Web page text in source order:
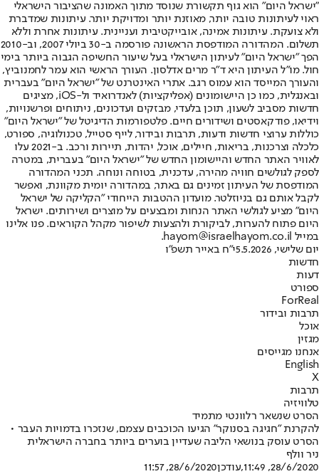
"ישראל היום" הוא גוף תקשורת שנוסד מתוך האמונה שהציבור הישראלי
ראוי לעיתונות טובה יותר, מאוזנת יותר ומדויקת יותר. עיתונות שמדברת
ולא צועקת. עיתונות אמינה, אובייקטיבית ועניינית. עיתונות אחרת וללא
תשלום. המהדורה המודפסת הראשונה פורסמה ב-30 ביולי 2007, וב-2010
הפך "ישראל היום" לעיתון הישראלי בעל שיעור החשיפה הגבוה ביותר בימי
חול. מו"ל העיתון היא ד"ר מרים אדלסון. העורך הראשי הוא עמר לחמנוביץ,
והעורך המייסד הוא עמוס רגב. אתרי האינטרנט של "ישראל היום" בעברית
ובאנגלית, כמו כן היישומונים (אפליקציות) לאנדרואיד ול-iOS, מציגים
חדשות מסביב לשעון, תוכן בלעדי, מבזקים ועדכונים, ניתוחים ופרשנויות,
וידיאו, פודקאסטים ושידורים חיים. פלטפורמות הדיגיטל של "ישראל היום"
כוללות ערוצי חדשות ודעות, תרבות ובידור, לייף סטייל, טכנולוגיה, ספורט,
כלכלה וצרכנות, בריאות, חיילים, אוכל, יהדות, תיירות ורכב. ב-2021 עלו
לאוויר האתר החדש והיישומון החדש של "ישראל היום" בעברית, במטרה
לספק לגולשים חוויה מהירה, עדכנית, בטוחה ונוחה. תכני המהדורה
המודפסת של העיתון זמינים גם באתר, במהדורה יומית מקוונת, ואפשר
לקבל אותם גם בניוזלטר. מועדון ההטבות הייחודי "הקליקה של ישראל
היום" מציע לגולשי האתר הנחות ומבצעים על מוצרים ושירותים. ישראל
היום פתוח להערות, לביקורת ולהצעות לשיפור מקהל הקוראים. פנו אלינו
במייל hayom@israelhayom.co.il.
יום שלישי, 5.5.2026
י"ח באייר תשפ"ו
חדשות
דעות
ספורט
ForReal
תרבות ובידור
אוכל
מגזין
אנחנו מגייסים
English
X
תרבות
טלוויזיה
הסרט שנשאר רלוונטי מתמיד
להקרנת "חגיגה בסנוקר" הגיעו הכוכבים עצמם, שנזכרו בדמויות העבר •
הסרט עוסק בנושאי הליבה שעדיין בוערים ביותר בחברה הישראלית
ניר וולף
28/6/2020, 11:49
,עודכן28/6/2020, 11:57